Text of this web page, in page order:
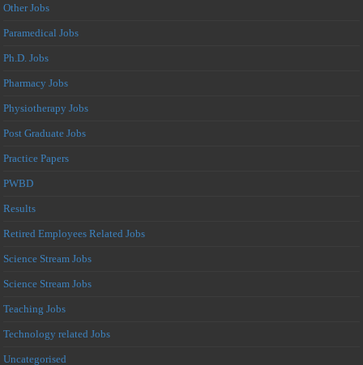
Other Jobs
Paramedical Jobs
Ph.D. Jobs
Pharmacy Jobs
Physiotherapy Jobs
Post Graduate Jobs
Practice Papers
PWBD
Results
Retired Employees Related Jobs
Science Stream Jobs
Science Stream Jobs
Teaching Jobs
Technology related Jobs
Uncategorised